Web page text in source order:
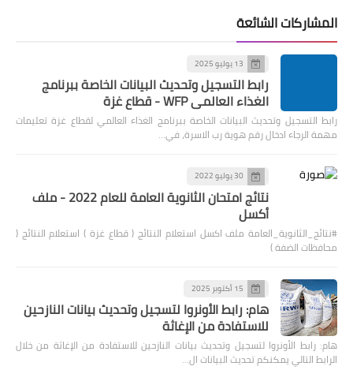
المشاركات الشائعة
13 يوليو 2025
رابط التسجيل وتحديث البيانات الخاصة ببرنامج
الغذاء العالمي WFP - قطاع غزة
رابط التسجيل وتحديث البيانات الخاصة ببرنامج الغذاء العالمي لقطاع غزة تعليمات
مهمة الرجاء ادخال رقم هوية رب الاسرة، في…
30 يوليو 2022
نتائج امتحان الثانوية العامة للعام 2022 - ملف
أكسل
#نتائج_الثانوية_العامة ملف اكسل استعلام النتائج ( قطاع غزة ) استعلام النتائج (
محافظات الضفة )
15 أكتوبر 2025
هام: رابط الأونروا لتسجيل وتحديث بيانات النازحين
للاستفادة من الإغاثة
هام: رابط الأونروا لتسجيل وتحديث بيانات النازحين للاستفادة من الإغاثة من خلال
الرابط التالي يمكنكم تحديث البيانات ال…